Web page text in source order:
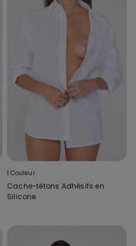
1 Couleur
Cache-tétons Adhésifs en
Silicone